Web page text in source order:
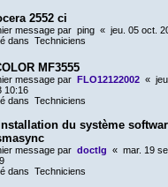
2552 ci
message par ping « jeu. 05 oct.
dans Techniciens
MF3555
message par FLO12122002 «
10:16
dans Techniciens
du système
message par doctlg « mar. 19
dans Techniciens